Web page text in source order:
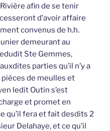
afin de se tenir
d’avoir affaire
convenus de h.h.
demeurant au
Ste Gemmes,
parties qu’il n’y a
de meulles et
ledit Outin s’est
et promet en
qu’il fera et fait desdits 2
Delahaye, et ce qu’il